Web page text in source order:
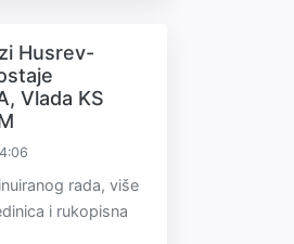
Husrev-
Vlada KS
rada, više
i rukopisna